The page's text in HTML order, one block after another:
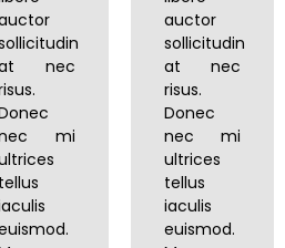
nec
mi
tellus
auctor
sollicitudin
at nec
risus.
Donec
nec mi
ultrices
tellus
iaculis
euismod.